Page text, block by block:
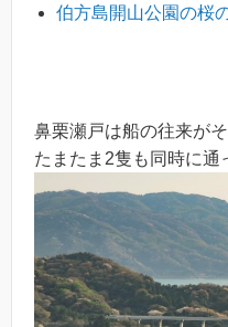
伯方島開山公園の桜
鼻栗瀬戸は船の往来が
たまたま2隻も同時に通